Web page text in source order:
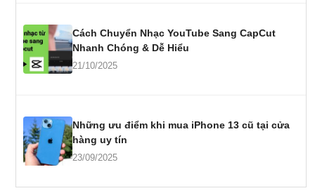
Cách Chuyển Nhạc YouTube Sang CapCut
Nhanh Chóng & Dễ Hiểu
21/10/2025
Những ưu điểm khi mua iPhone 13 cũ tại cửa
hàng uy tín
23/09/2025